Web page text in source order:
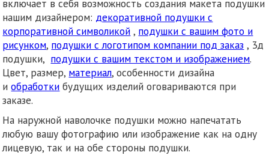
включает в себя возможность создания макета подушки
нашим дизайнером: декоративной подушки с
корпоративной символикой , подушки с вашим фото и
рисунком, подушки с логотипом компании под заказ , 3д
подушки, подушки с вашим текстом и изображением.
Цвет, размер, материал, особенности дизайна
иобработки будущих изделий оговариваются при
заказе.
На наружной наволочке подушки можно напечатать
любую вашу фотографию или изображение как на одну
лицевую, так и на обе стороны подушки.